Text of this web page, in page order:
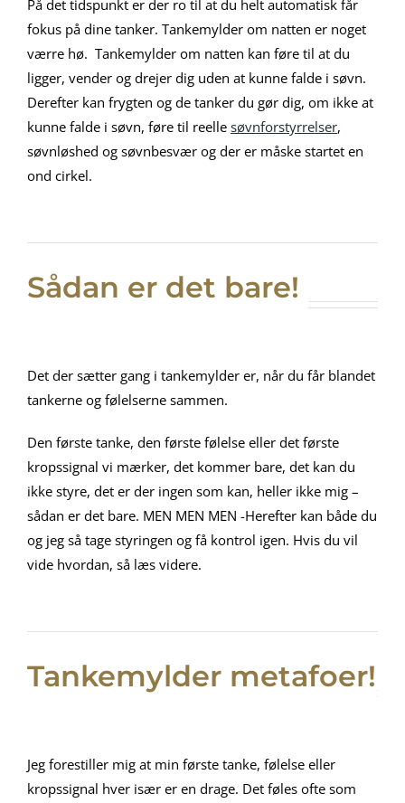
På det tidspunkt er der ro til at du helt automatisk får
fokus på dine tanker. Tankemylder om natten er noget
værre hø. Tankemylder om natten kan føre til at du
ligger, vender og drejer dig uden at kunne falde i søvn.
Derefter kan frygten og de tanker du gør dig, om ikke at
kunne falde i søvn, føre til reelle søvnforstyrrelser,
søvnløshed og søvnbesvær og der er måske startet en
ond cirkel.
Sådan er det bare!
Det der sætter gang i tankemylder er, når du får blandet
tankerne og følelserne sammen.
Den første tanke, den første følelse eller det første
kropssignal vi mærker, det kommer bare, det kan du
ikke styre, det er der ingen som kan, heller ikke mig –
sådan er det bare. MEN MEN MEN -Herefter kan både du
og jeg så tage styringen og få kontrol igen. Hvis du vil
vide hvordan, så læs videre.
Tankemylder metafoer!
Jeg forestiller mig at min første tanke, følelse eller
kropssignal hver især er en drage. Det føles ofte som